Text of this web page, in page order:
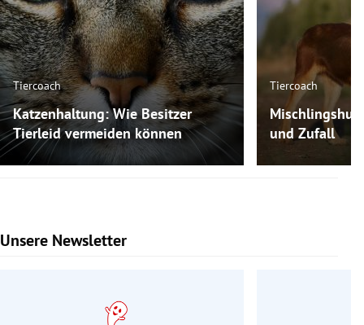
Tiercoach
Katzenhaltung: Wie Besitzer
Tierleid vermeiden können
Tiercoach
und Zufall
Unsere Newsletter
Slide 1 von 9